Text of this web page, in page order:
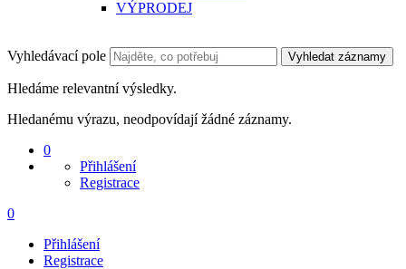
VÝPRODEJ
Vyhledávací pole Vyhledat záznamy
Hledáme relevantní výsledky.
Hledanému výrazu, neodpovídají žádné záznamy.
0
Přihlášení
Registrace
0
Přihlášení
Registrace